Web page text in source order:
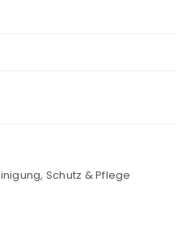
, Schutz & Pflege